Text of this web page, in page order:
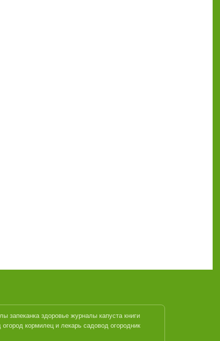
запеканка здоровье журналы капуста книги
огород кормилец и лекарь садовод огородник